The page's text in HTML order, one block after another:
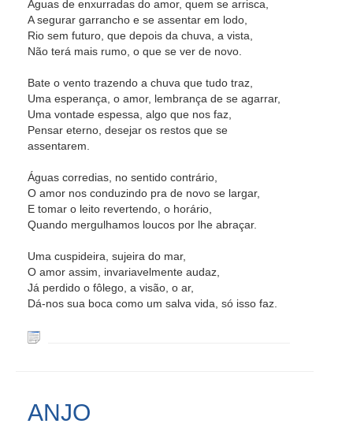
Águas de enxurradas do amor, quem se arrisca,
A segurar garrancho e se assentar em lodo,
Rio sem futuro, que depois da chuva, a vista,
Não terá mais rumo, o que se ver de novo.
Bate o vento trazendo a chuva que tudo traz,
Uma esperança, o amor, lembrança de se agarrar,
Uma vontade espessa, algo que nos faz,
Pensar eterno, desejar os restos que se
assentarem.
Águas corredias, no sentido contrário,
O amor nos conduzindo pra de novo se largar,
E tomar o leito revertendo, o horário,
Quando mergulhamos loucos por lhe abraçar.
Uma cuspideira, sujeira do mar,
O amor assim, invariavelmente audaz,
Já perdido o fôlego, a visão, o ar,
Dá-nos sua boca como um salva vida, só isso faz.
ANJO